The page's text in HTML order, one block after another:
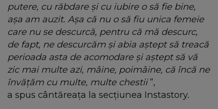
putere, cu răbdare și cu iubire o să fie bine,
așa am auzit. Așa că nu o să fiu unica femeie
care nu se descurcă, pentru că mă descurc,
de fapt, ne descurcăm și abia aștept să treacă
perioada asta de acomodare și aștept să vă
zic mai multe azi, mâine, poimâine, că încă ne
învățăm cu multe, multe chestii”,
a spus cântăreața la secțiunea Instastory.